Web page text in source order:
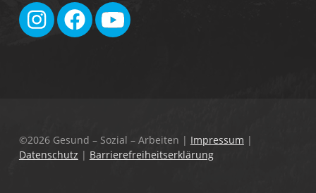
©2026 Gesund – Sozial – Arbeiten | Impressum |
Datenschutz | Barrierefreiheitserklärung